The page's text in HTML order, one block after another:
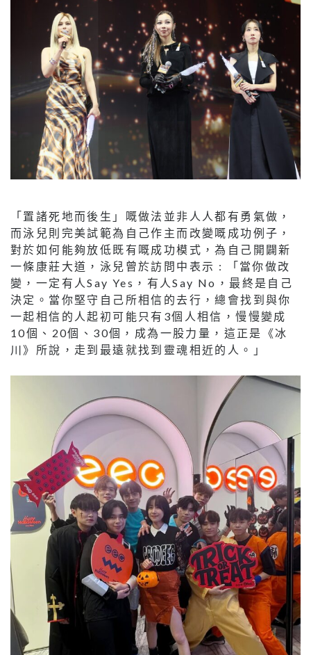
「置諸死地而後生」嘅做法並非人人都有勇氣做，
而泳兒則完美試範為自己作主而改變嘅成功例子，
對於如何能夠放低既有嘅成功模式，為自己開闢新
一條康莊大道，泳兒曾於訪問中表示 : 「當你做改
變，一定有人Say Yes，有人Say No，最終是自己
決定。當你堅守自己所相信的去行，總會找到與你
一起相信的人起初可能只有3個人相信，慢慢變成
10個、20個、30個，成為一股力量，這正是《冰
川》所說，走到最遠就找到靈魂相近的人。」